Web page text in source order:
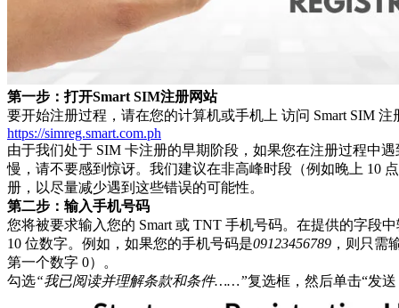
第一步：打开Smart SIM注册网站
要开始注册过程，请在您的计算机或手机上 访问 Smart SIM 注
https://simreg.smart.com.ph
由于我们处于 SIM 卡注册的早期阶段，如果您在注册过程中
慢，请不要感到惊讶。我们建议在非高峰时段（例如晚上 10
册，以尽量减少遇到这些错误的可能性。
第二步：输入手机号码
您将被要求输入您的 Smart 或 TNT 手机号码。在提供的字段
10 位数字。例如，如果您的手机号码是09123456789 ，则只需
第一个数字 0）。
勾选“我已阅读并理解条款和条件……”复选框，然后单击“发送